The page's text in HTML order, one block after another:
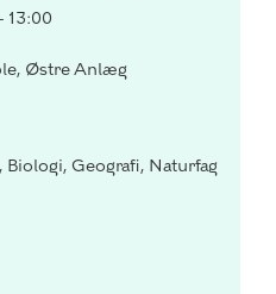
13:00
Østre Anlæg
Biologi, Geografi, Naturfag